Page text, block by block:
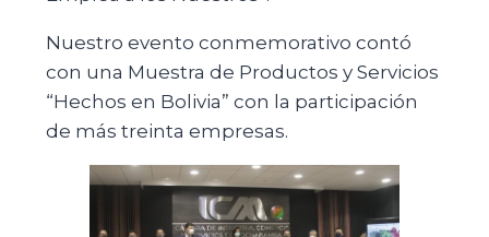
Nuestro evento conmemorativo contó
con una Muestra de Productos y Servicios
“Hechos en Bolivia” con la participación
de más treinta empresas.